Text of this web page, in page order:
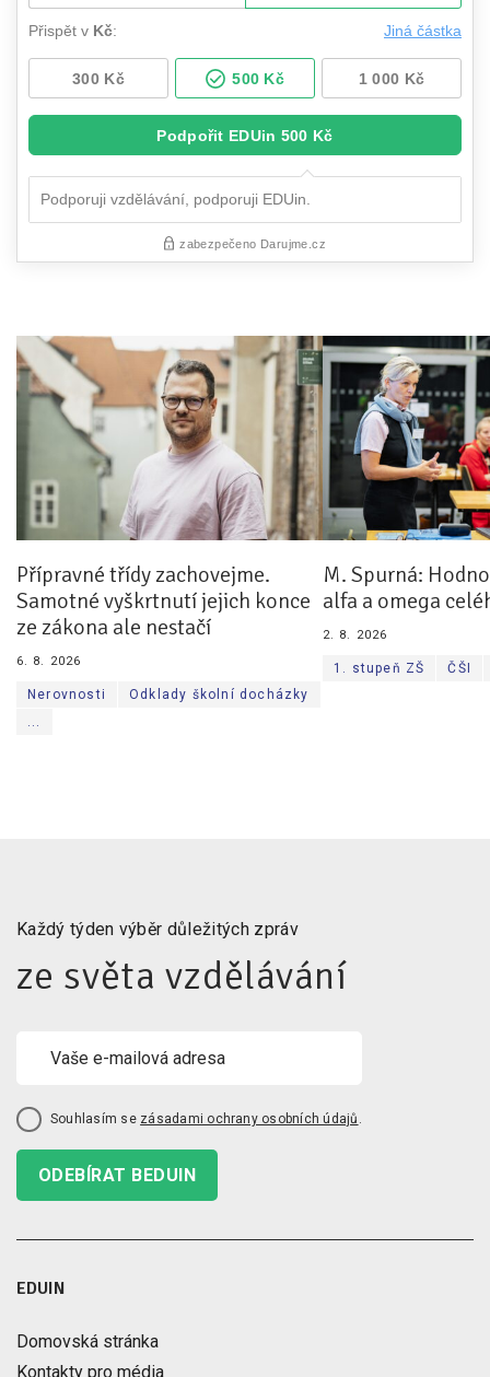
Přípravné třídy zachovejme.
Samotné vyškrtnutí jejich konce
ze zákona ale nestačí
6. 8. 2026
Nerovnosti
Odklady školní docházky
...
M. Spurná:
alfa a omega
2. 8. 2026
1. stupeň ZŠ ČŠI
Každý týden výběr důležitých zpráv
ze světa vzdělávání
Souhlasím se zásadami ochrany osobních údajů .
ODEBÍRAT BEDUIN
EDUIN
Domovská stránka
Kontakty pro média